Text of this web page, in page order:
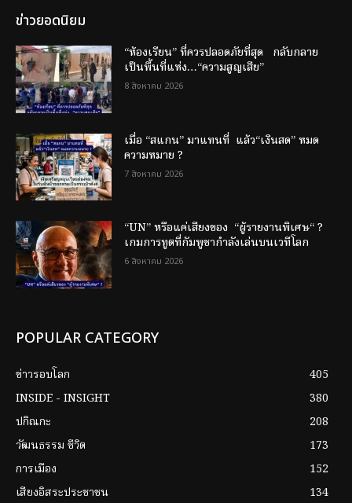
ข่าวยอดนิยม
“ห้องเรียน” ที่ควรปลอดภัยที่สุด กลับกลาย
เป็นพื้นที่แห่ง…“ความสูญเสีย”
8 สิงหาคม 2026
เมื่อ “สแกน” มาแทนที่ แล้ว“เงินสด” หมด
ความหมาย ?
7 สิงหาคม 2026
“UN” หรือแค่เสียงของ “ผู้รายงานพิเศษ“ ?
เกมการทูตที่กัมพูชากำลังเล่นบนเวทีโลก
6 สิงหาคม 2026
POPULAR CATEGORY
ข่าวรอบโลก
405
INSIDE - INSIGHT
380
ปกิณกะ
208
วัฒนธรรม ชีวิต
173
การเมือง
152
เสียงอิสระประชาชน
134